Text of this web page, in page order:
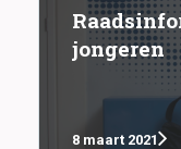
jongeren
8 maart 2021